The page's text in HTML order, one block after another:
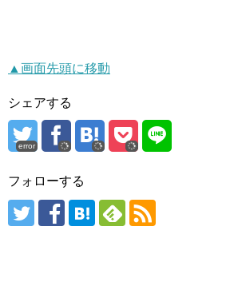
▲画面先頭に移動
シェアする
error
フォローする